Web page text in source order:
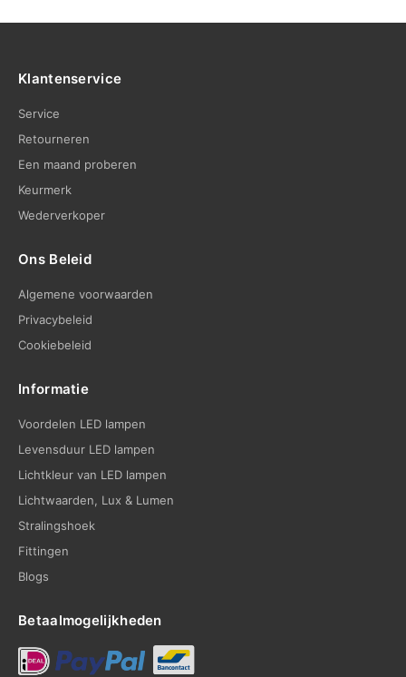
Klantenservice
Service
Retourneren
Een maand proberen
Keurmerk
Wederverkoper
Ons Beleid
Algemene voorwaarden
Privacybeleid
Cookiebeleid
Informatie
Voordelen LED lampen
Levensduur LED lampen
Lichtkleur van LED lampen
Lichtwaarden, Lux & Lumen
Stralingshoek
Fittingen
Blogs
Betaalmogelijkheden